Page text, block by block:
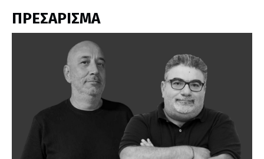
ΠΡΕΣΑΡΙΣΜΑ